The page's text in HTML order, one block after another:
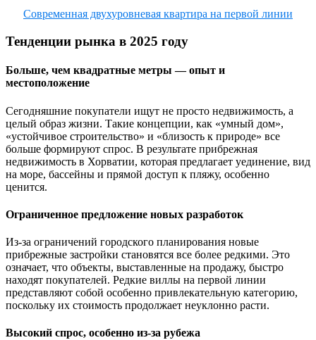
Современная двухуровневая квартира на первой линии
Тенденции рынка в 2025 году
Больше, чем квадратные метры — опыт и
местоположение
Сегодняшние покупатели ищут не просто недвижимость, а
целый образ жизни. Такие концепции, как «умный дом»,
«устойчивое строительство» и «близость к природе» все
больше формируют спрос. В результате прибрежная
недвижимость в Хорватии, которая предлагает уединение, вид
на море, бассейны и прямой доступ к пляжу, особенно
ценится.
Ограниченное предложение новых разработок
Из-за ограничений городского планирования новые
прибрежные застройки становятся все более редкими. Это
означает, что объекты, выставленные на продажу, быстро
находят покупателей. Редкие виллы на первой линии
представляют собой особенно привлекательную категорию,
поскольку их стоимость продолжает неуклонно расти.
Высокий спрос, особенно из-за рубежа